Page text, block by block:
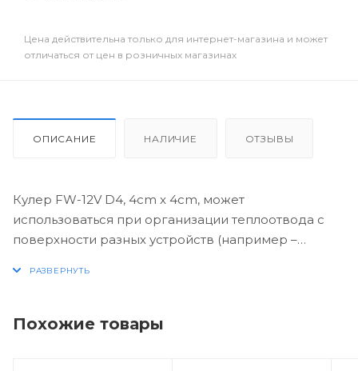
Цена действительна только для интернет-магазина и может
отличаться от цен в розничных магазинах
ОПИСАНИЕ НАЛИЧИЕ ОТЗЫВЫ
Кулер FW-12V D4, 4cm x 4cm, может
использоваться при организации теплоотвода с
поверхности разных устройств (например –
корпуса вентилятора – 10 мм. В наличии 9 лопастей.
Похожие товары